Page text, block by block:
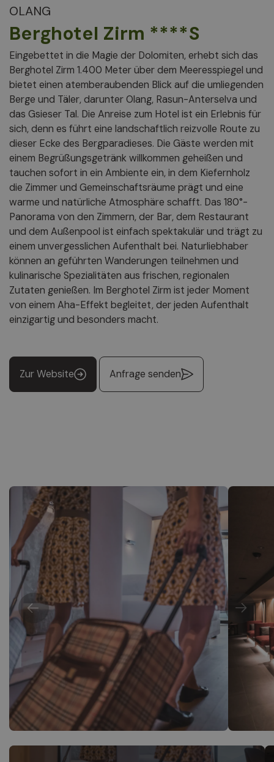
OLANG
Berghotel Zirm ****S
Eingebettet in die Magie der Dolomiten, erhebt sich das
Berghotel Zirm 1.400 Meter über dem Meeresspiegel und
bietet einen atemberaubenden Blick auf die umliegenden
Berge und Täler, darunter Olang, Rasun-Anterselva und
das Gsieser Tal. Die Anreise zum Hotel ist ein Erlebnis für
sich, denn es führt eine landschaftlich reizvolle Route zu
dieser Ecke des Bergparadieses. Die Gäste werden mit
einem Begrüßungsgetränk willkommen geheißen und
tauchen sofort in ein Ambiente ein, in dem Kiefernholz
die Zimmer und Gemeinschaftsräume prägt und eine
warme und natürliche Atmosphäre schafft. Das 180°-
Panorama von den Zimmern, der Bar, dem Restaurant
und dem Außenpool ist einfach spektakulär und trägt zu
einem unvergesslichen Aufenthalt bei. Naturliebhaber
können an geführten Wanderungen teilnehmen und
kulinarische Spezialitäten aus frischen, regionalen
Zutaten genießen. Im Berghotel Zirm ist jeder Moment
von einem Aha-Effekt begleitet, der jeden Aufenthalt
einzigartig und besonders macht.
Zur Website Anfrage senden